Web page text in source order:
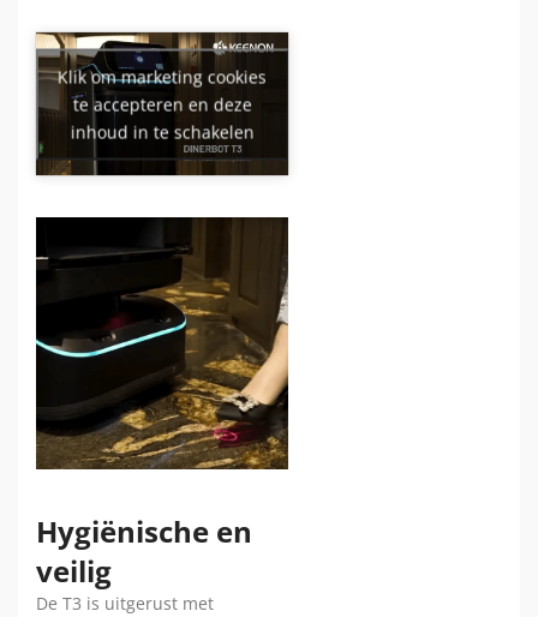
Klik om marketing cookies
te accepteren en deze
inhoud in te schakelen
Hygiënische en
veilig
De T3 is uitgerust met